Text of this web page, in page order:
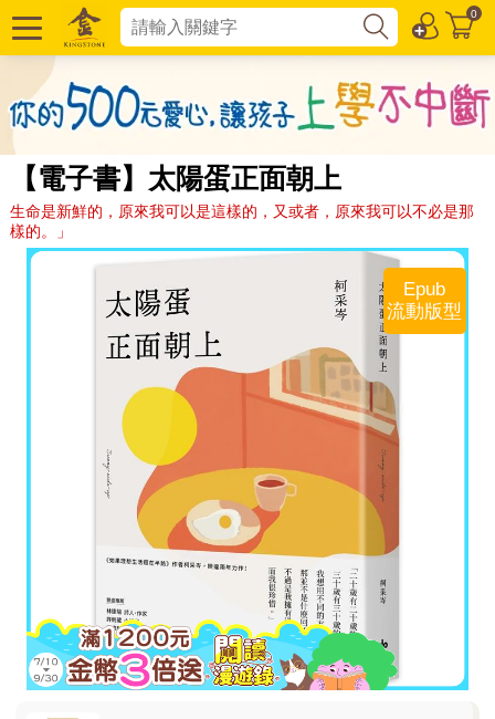
0
【電子書】太陽蛋正面朝上
生命是新鮮的，原來我可以是這樣的，又或者，原來我可以不必是那
樣的。」
Epub
流動版型